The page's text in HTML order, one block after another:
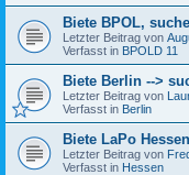
Biete BPOL,
Letzter Beitrag von
Verfasst in BPOLD 11
Biete Berlin -->
Letzter Beitrag von
Verfasst in Berlin
Biete LaPo
Letzter Beitrag von
Verfasst in Hessen